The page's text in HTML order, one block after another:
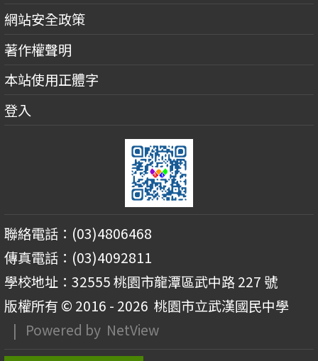
網站安全政策
著作權聲明
本站使用正體字
登入
聯絡電話：(03)4806468
傳真電話：(03)4092811
學校地址：32555 桃園市龍潭區武中路 227 號
版權所有 © 2016 - 2026 桃園市立武漢國民中學
| Powered by NetView